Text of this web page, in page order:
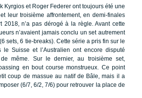
Kyrgios et Roger Federer ont toujours été une
leur troisième affrontement, en demi-finales
2018, n’a pas dérogé à la règle. Avant cette
n’avaient jamais conclu un set autrement
sets, 6 tie-breaks). Cette série a pris fin sur le
le Suisse et l’Australien ont encore disputé
même. Sur le dernier, au troisième set,
en bout course monstrueux. Ce point
coup de massue au natif de Bâle, mais il a
(6/7, 6/2, 7/6) pour retrouver la place de